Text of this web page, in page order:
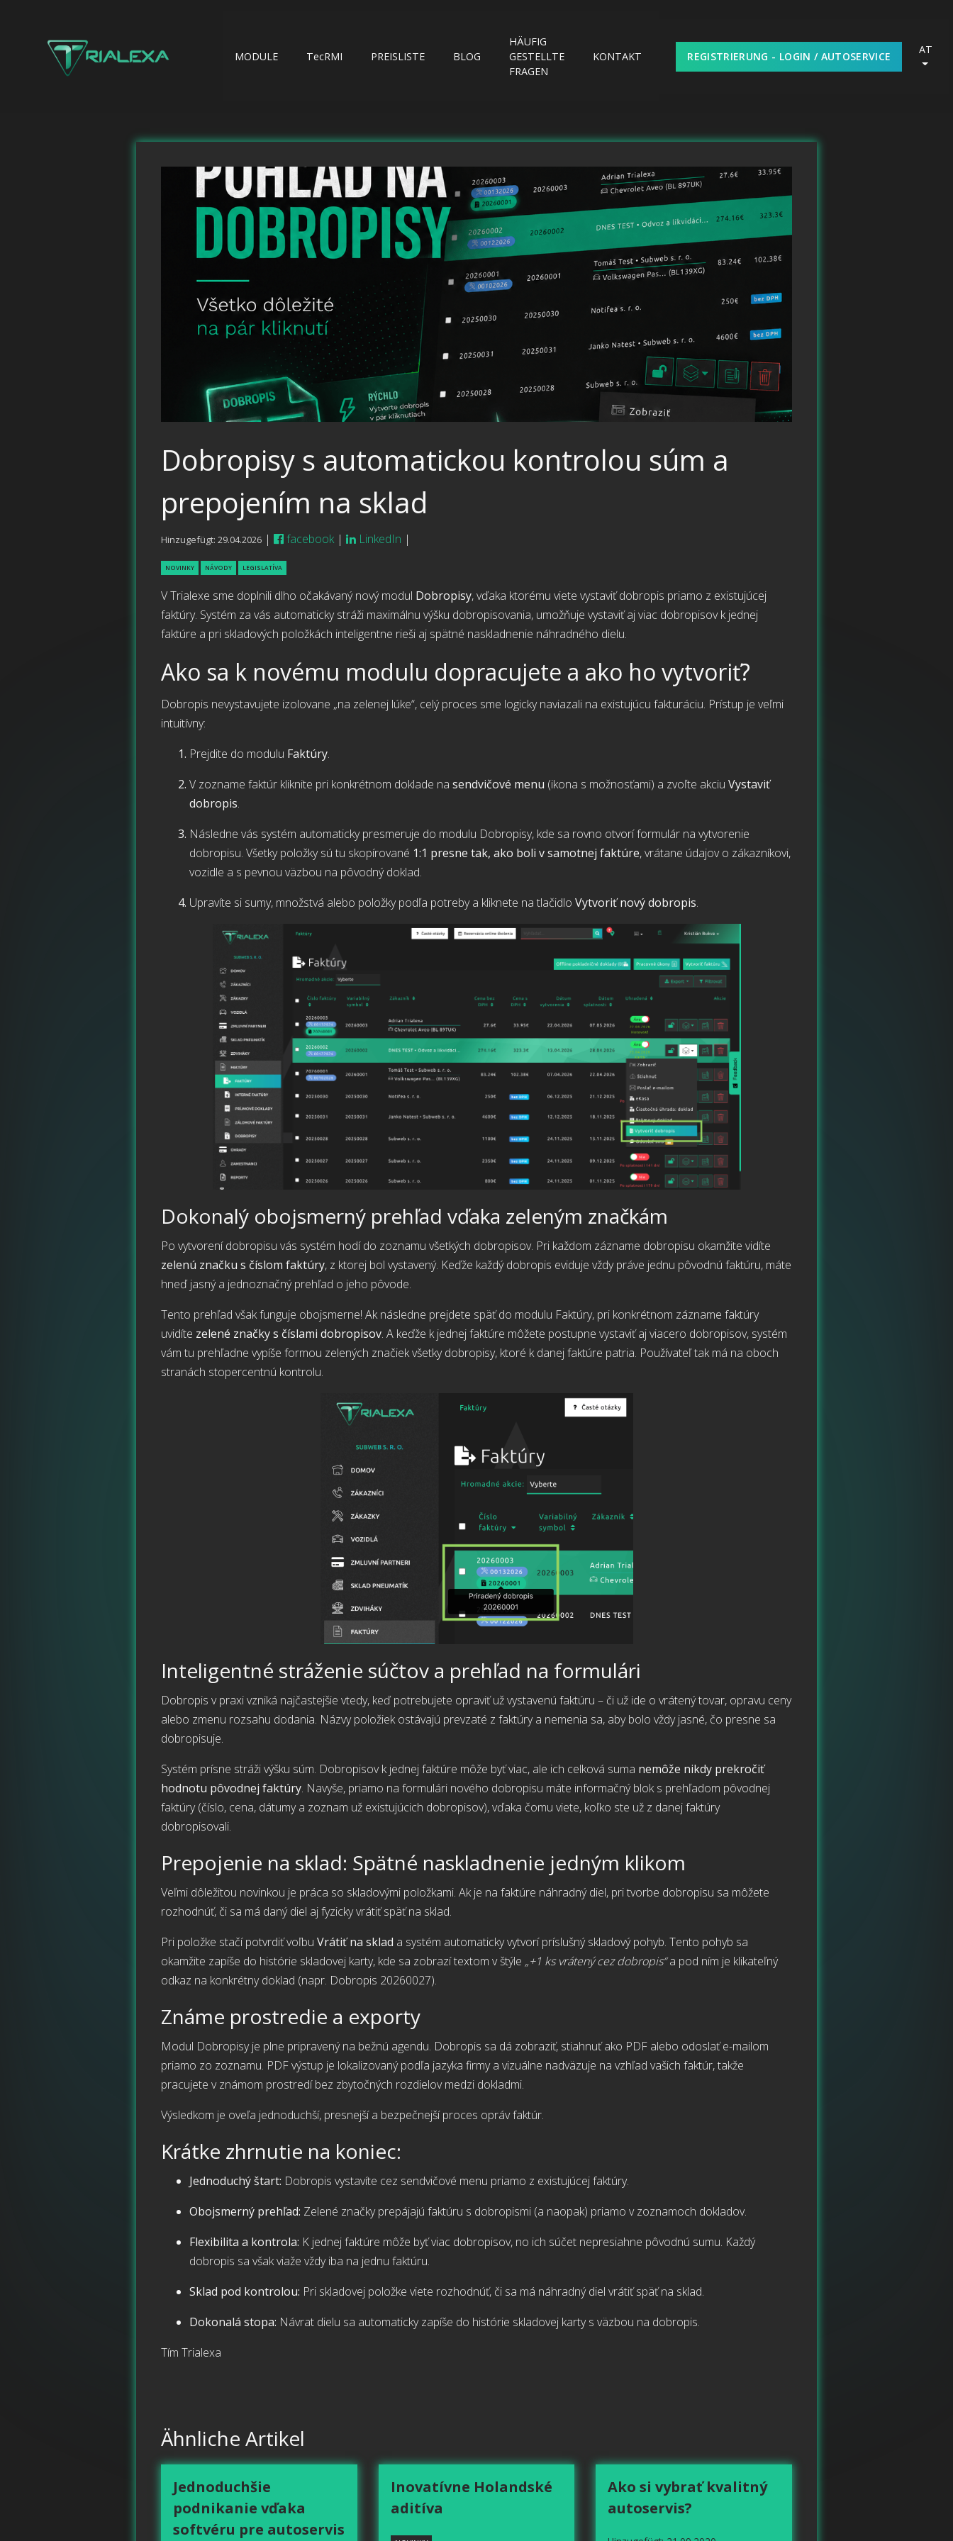
MODULE TecRMI PREISLISTE BLOG
HÄUFIG
GESTELLTE
FRAGEN
KONTAKT REGISTRIERUNG - LOGIN / AUTOSERVICE
AT
Dobropisy s automatickou kontrolou súm a
prepojením na sklad
Hinzugefügt: 29.04.2026 | facebook| LinkedIn |
NOVINKY NÁVODY LEGISLATÍVA
V Trialexe sme doplnili dlho očakávaný nový modul Dobropisy, vďaka ktorému viete vystaviť dobropis priamo z existujúcej
faktúry. Systém za vás automaticky stráži maximálnu výšku dobropisovania, umožňuje vystaviť aj viac dobropisov k jednej
faktúre a pri skladových položkách inteligentne rieši aj spätné naskladnenie náhradného dielu.
Ako sa k novému modulu dopracujete a ako ho vytvoriť?
Dobropis nevystavujete izolovane „na zelenej lúke“, celý proces sme logicky naviazali na existujúcu fakturáciu. Prístup je veľmi
intuitívny:
Prejdite do modulu Faktúry.
V zozname faktúr kliknite pri konkrétnom doklade nasendvičové menu (ikona s možnosťami) a zvoľte akciuVystaviť
dobropis.
Následne vás systém automaticky presmeruje do modulu Dobropisy, kde sa rovno otvorí formulár na vytvorenie
dobropisu. Všetky položky sú tu skopírované 1:1 presne tak, ako boli v samotnej faktúre, vrátane údajov o zákazníkovi,
vozidle a s pevnou väzbou na pôvodný doklad.
Upravíte si sumy, množstvá alebo položky podľa potreby a kliknete na tlačidloVytvoriť nový dobropis.
Dokonalý obojsmerný prehľad vďaka zeleným značkám
Po vytvorení dobropisu vás systém hodí do zoznamu všetkých dobropisov. Pri každom zázname dobropisu okamžite vidíte
zelenú značku s číslom faktúry, z ktorej bol vystavený. Keďže každý dobropis eviduje vždy práve jednu pôvodnú faktúru, máte
hneď jasný a jednoznačný prehľad o jeho pôvode.
Tento prehľad však funguje obojsmerne! Ak následne prejdete späť do modulu Faktúry, pri konkrétnom zázname faktúry
uvidíte zelené značky s číslami dobropisov. A keďže k jednej faktúre môžete postupne vystaviť aj viacero dobropisov, systém
vám tu prehľadne vypíše formou zelených značiek všetky dobropisy, ktoré k danej faktúre patria. Používateľ tak má na oboch
stranách stopercentnú kontrolu.
Inteligentné stráženie súčtov a prehľad na formulári
Dobropis v praxi vzniká najčastejšie vtedy, keď potrebujete opraviť už vystavenú faktúru – či už ide o vrátený tovar, opravu ceny
alebo zmenu rozsahu dodania. Názvy položiek ostávajú prevzaté z faktúry a nemenia sa, aby bolo vždy jasné, čo presne sa
dobropisuje.
Systém prísne stráži výšku súm. Dobropisov k jednej faktúre môže byť viac, ale ich celková suma nemôže nikdy prekročiť
hodnotu pôvodnej faktúry. Navyše, priamo na formulári nového dobropisu máte informačný blok s prehľadom pôvodnej
faktúry (číslo, cena, dátumy a zoznam už existujúcich dobropisov), vďaka čomu viete, koľko ste už z danej faktúry
dobropisovali.
Prepojenie na sklad: Spätné naskladnenie jedným klikom
Veľmi dôležitou novinkou je práca so skladovými položkami. Ak je na faktúre náhradný diel, pri tvorbe dobropisu sa môžete
rozhodnúť, či sa má daný diel aj fyzicky vrátiť späť na sklad.
Pri položke stačí potvrdiť voľbuVrátiť na sklad a systém automaticky vytvorí príslušný skladový pohyb. Tento pohyb sa
okamžite zapíše do histórie skladovej karty, kde sa zobrazí textom v štýle „+1 ks vrátený cez dobropis“a pod ním je klikateľný
odkaz na konkrétny doklad (napr. Dobropis 20260027).
Známe prostredie a exporty
Modul Dobropisy je plne pripravený na bežnú agendu. Dobropis sa dá zobraziť, stiahnuť ako PDF alebo odoslať e-mailom
priamo zo zoznamu. PDF výstup je lokalizovaný podľa jazyka firmy a vizuálne nadväzuje na vzhľad vašich faktúr, takže
pracujete v známom prostredí bez zbytočných rozdielov medzi dokladmi.
Výsledkom je oveľa jednoduchší, presnejší a bezpečnejší proces opráv faktúr.
Krátke zhrnutie na koniec:
Jednoduchý štart: Dobropis vystavíte cez sendvičové menu priamo z existujúcej faktúry.
Obojsmerný prehľad: Zelené značky prepájajú faktúru s dobropismi (a naopak) priamo v zoznamoch dokladov.
Flexibilita a kontrola: K jednej faktúre môže byť viac dobropisov, no ich súčet nepresiahne pôvodnú sumu. Každý
dobropis sa však viaže vždy iba na jednu faktúru.
Sklad pod kontrolou: Pri skladovej položke viete rozhodnúť, či sa má náhradný diel vrátiť späť na sklad.
Dokonalá stopa: Návrat dielu sa automaticky zapíše do histórie skladovej karty s väzbou na dobropis.
Tím Trialexa
Ähnliche Artikel
Jednoduchšie
podnikanie vďaka
softvéru pre autoservis
Inovatívne Holandské
aditíva
Ako si vybrať kvalitný
autoservis?